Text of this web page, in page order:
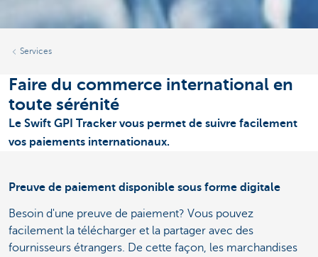
Services
Faire du commerce international en
toute sérénité
Le Swift GPI Tracker vous permet de suivre facilement
vos paiements internationaux.
Preuve de paiement disponible sous forme digitale
Besoin d'une preuve de paiement? Vous pouvez
facilement la télécharger et la partager avec des
fournisseurs étrangers. De cette façon, les marchandises